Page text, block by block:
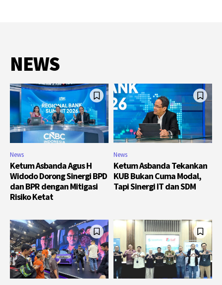
NEWS
News
Ketum Asbanda Agus H
Widodo Dorong Sinergi BPD
dan BPR dengan Mitigasi
Risiko Ketat
News
Ketum Asbanda Tekankan
KUB Bukan Cuma Modal,
Tapi Sinergi IT dan SDM